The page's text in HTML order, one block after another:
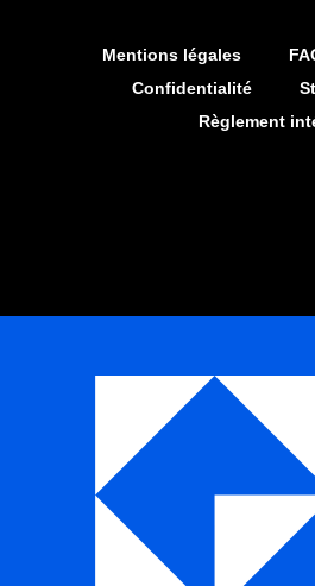
Mentions légales
Confidentialité
Règlement